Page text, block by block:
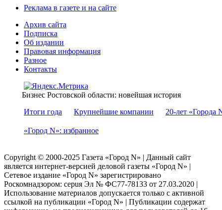
Реклама в газете и на сайте
Архив сайта
Подписка
Об издании
Правовая информация
Разное
Контакты
Бизнес Ростовской области: новейшая история
Итоги года
Крупнейшие компании 20-лет «Города
«Город N»: избранное
Copyright © 2000-2025 Газета «Город N» | Данный сайт
является интернет-версией деловой газеты «Город N» |
Сетевое издание «Город N» зарегистрировано
Роскомнадзором: серuя Эл № ФС77-78133 от 27.03.2020 |
Использование материалов допускается только с активной
ссылкой на публикации «Город N» | Публикации содержат